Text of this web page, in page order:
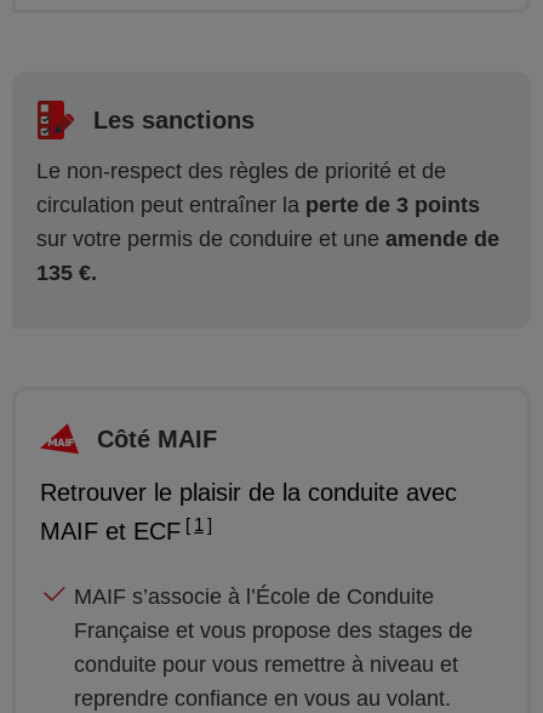
Les sanctions
Le non-respect des règles de priorité et de
circulation peut entraîner la perte de 3 points
sur votre permis de conduire et une amende de
135 €.
Côté MAIF
Retrouver le plaisir de la conduite avec
MAIF et ECF
1
MAIF s’associe à l’École de Conduite
Française et vous propose des stages de
conduite pour vous remettre à niveau et
reprendre confiance en vous au volant.